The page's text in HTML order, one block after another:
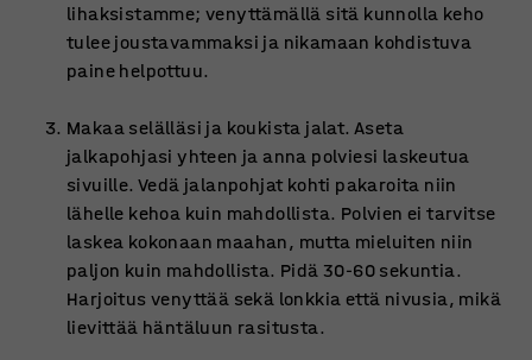
lihaksistamme; venyttämällä sitä kunnolla keho
tulee joustavammaksi ja nikamaan kohdistuva
paine helpottuu.
Makaa selälläsi ja koukista jalat. Aseta
jalkapohjasi yhteen ja anna polviesi laskeutua
sivuille. Vedä jalanpohjat kohti pakaroita niin
lähelle kehoa kuin mahdollista. Polvien ei tarvitse
laskea kokonaan maahan, mutta mieluiten niin
paljon kuin mahdollista. Pidä 30-60 sekuntia.
Harjoitus venyttää sekä lonkkia että nivusia, mikä
lievittää häntäluun rasitusta.